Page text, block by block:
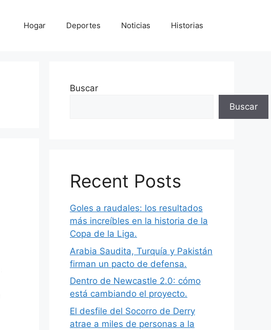
Hogar Deportes Noticias Historias
Buscar
Buscar
Recent Posts
Goles a raudales: los resultados
más increíbles en la historia de la
Copa de la Liga.
Arabia Saudita, Turquía y Pakistán
firman un pacto de defensa.
Dentro de Newcastle 2.0: cómo
está cambiando el proyecto.
El desfile del Socorro de Derry
atrae a miles de personas a la